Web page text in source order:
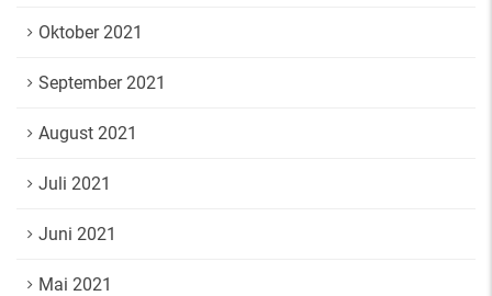
Oktober 2021
September 2021
August 2021
Juli 2021
Juni 2021
Mai 2021